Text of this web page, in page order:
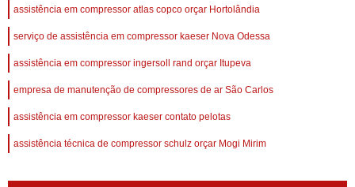
assistência em compressor atlas copco orçar Hortolândia
serviço de assistência em compressor kaeser Nova Odessa
assistência em compressor ingersoll rand orçar Itupeva
empresa de manutenção de compressores de ar São Carlos
assistência em compressor kaeser contato pelotas
assistência técnica de compressor schulz orçar Mogi Mirim